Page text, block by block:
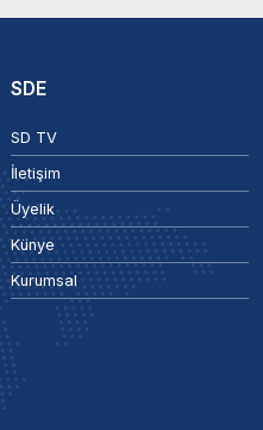
SDE
SD TV
İletişim
Üyelik
Künye
Kurumsal